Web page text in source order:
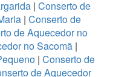
| Conserto de
| Conserto de
de Aquecedor no
no Sacomã |
| Conserto de
de Aquecedor